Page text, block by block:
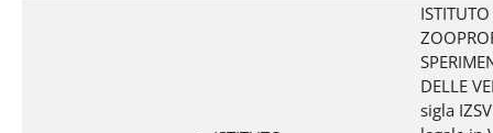
ISTITUTO
DELLE
sigla